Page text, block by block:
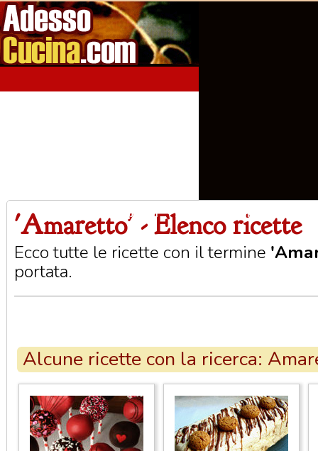
Aperitivi Antipasti Primi Piatti
'Amaretto' - Elenco ricette
Ecco tutte le ricette con il termine
portata.
Alcune ricette con la ricerca: